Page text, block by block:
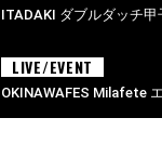
ITADAKI ダブルダッチ
LIVE/EVENT
OKINAWAFES Milafete